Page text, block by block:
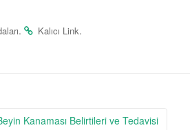
. Kalıcı Link.
Kanaması Belirtileri ve Tedavisi